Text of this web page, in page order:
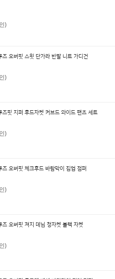
)
즈 오버핏 스윗 단가라 반팔 니트 가디건
)
즈핏 지퍼 후드자켓 커브드 와이드 팬츠 세트
)
즈 오버핏 체크후드 바람막이 집업 점퍼
)
즈 오버핏 져지 데님 청자켓 블랙 자켓
)